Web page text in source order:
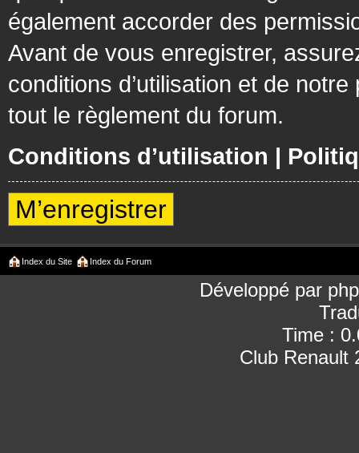
également accorder des
Avant de vous enregistrer,
conditions d’utilisation et de
tout le règlement du forum.
Conditions d’utilisation |
M’enregistrer
Index du Site Index du Forum
Développé par
Time :
Club Renault